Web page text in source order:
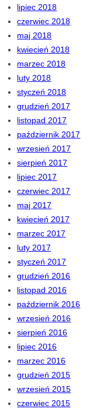
lipiec 2018
czerwiec 2018
maj 2018
kwiecień 2018
marzec 2018
luty 2018
styczeń 2018
grudzień 2017
listopad 2017
październik 2017
wrzesień 2017
sierpień 2017
lipiec 2017
czerwiec 2017
maj 2017
kwiecień 2017
marzec 2017
luty 2017
styczeń 2017
grudzień 2016
listopad 2016
październik 2016
wrzesień 2016
sierpień 2016
lipiec 2016
marzec 2016
grudzień 2015
wrzesień 2015
czerwiec 2015